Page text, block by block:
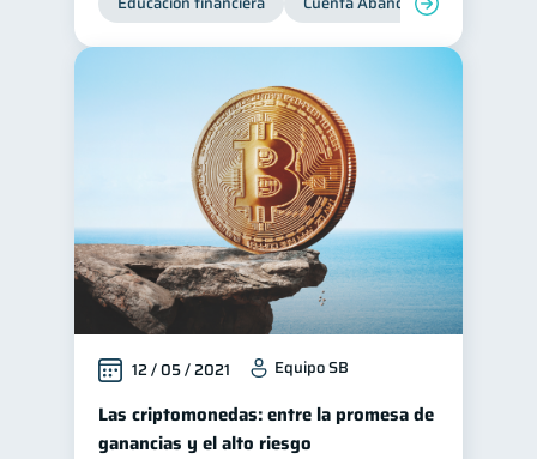
12 / 05 / 2021 Equipo SB
Las criptomonedas: entre la promesa de
ganancias y el alto riesgo